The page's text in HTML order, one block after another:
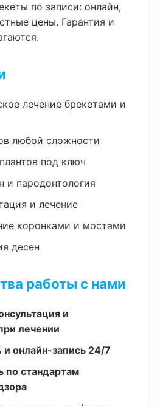
по записи: онлайн,
цены. Гарантия и
лечение брекетами и
любой сложности
под ключ
и пародонтология
и лечение
коронками и мостами
десен
работы с нами
и
лечении
и онлайн-запись 24/7
по стандартам